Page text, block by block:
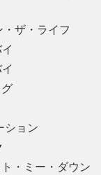
ザ・ライフ
ョン
・ミー・ダウン